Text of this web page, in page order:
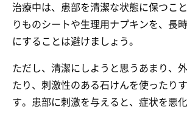
治療中は、患部を清潔な状態に保つこ
りものシートや生理用ナプキンを、長
にすることは避けましょう。
ただし、清潔にしようと思うあまり、
たり、刺激性のある石けんを使ったり
す。患部に刺激を与えると、症状を悪